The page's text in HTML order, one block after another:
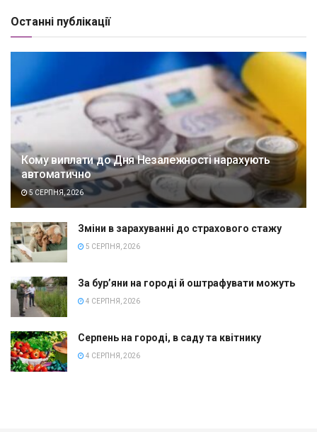
Останні публікації
Кому виплати до Дня Незалежності нарахують
автоматично
5 СЕРПНЯ, 2026
Зміни в зарахуванні до страхового стажу
5 СЕРПНЯ, 2026
За бур’яни на городі й оштрафувати можуть
4 СЕРПНЯ, 2026
Серпень на городі, в саду та квітнику
4 СЕРПНЯ, 2026